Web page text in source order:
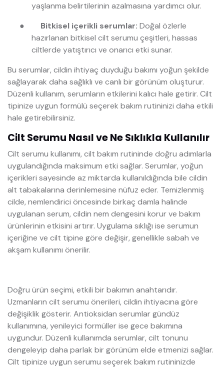
yaşlanma belirtilerinin azalmasına yardımcı olur.
●
Bitkisel içerikli serumlar: Doğal özlerle
hazırlanan bitkisel cilt serumu çeşitleri, hassas
ciltlerde yatıştırıcı ve onarıcı etki sunar.
Bu serumlar, cildin ihtiyaç duyduğu bakımı yoğun şekilde
sağlayarak daha sağlıklı ve canlı bir görünüm oluşturur.
Düzenli kullanım, serumların etkilerini kalıcı hale getirir. Cilt
tipinize uygun formülü seçerek bakım rutininizi daha etkili
hale getirebilirsiniz.
Cilt Serumu Nasıl ve Ne Sıklıkla Kullanılır
Cilt serumu kullanımı, cilt bakım rutininde doğru adımlarla
uygulandığında maksimum etki sağlar. Serumlar, yoğun
içerikleri sayesinde az miktarda kullanıldığında bile cildin
alt tabakalarına derinlemesine nüfuz eder. Temizlenmiş
cilde, nemlendirici öncesinde birkaç damla halinde
uygulanan serum, cildin nem dengesini korur ve bakım
ürünlerinin etkisini artırır. Uygulama sıklığı ise serumun
içeriğine ve cilt tipine göre değişir, genellikle sabah ve
akşam kullanımı önerilir.
Doğru ürün seçimi, etkili bir bakımın anahtarıdır.
Uzmanların cilt serumu önerileri, cildin ihtiyacına göre
değişiklik gösterir. Antioksidan serumlar gündüz
kullanımına, yenileyici formüller ise gece bakımına
uygundur. Düzenli kullanımda serumlar, cilt tonunu
dengeleyip daha parlak bir görünüm elde etmenizi sağlar.
Cilt tipinize uygun serumu seçerek bakım rutininizde